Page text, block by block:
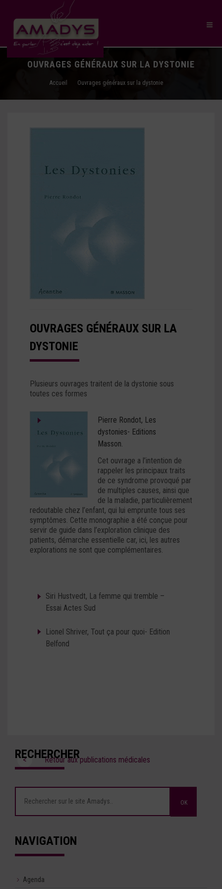
OUVRAGES GÉNÉRAUX SUR LA DYSTONIE
Accueil Ouvrages généraux sur la dystonie
OUVRAGES GÉNÉRAUX SUR LA
DYSTONIE
Plusieurs ouvrages traitent de la dystonie sous
toutes ces formes
Pierre Rondot, Les
dystonies- Editions
Masson.
Cet ouvrage a l’intention de
rappeler les principaux traits
de ce syndrome provoqué par
de multiples causes, ainsi que
de la maladie, particulièrement
redoutable chez l’enfant, qui lui emprunte tous ses
symptômes. Cette monographie a été conçue pour
servir de guide dans l’exploration clinique des
patients, démarche essentielle car, ici, les autres
explorations ne sont que complémentaires.
Siri Hustvedt, La femme qui tremble –
Essai Actes Sud
Lionel Shriver, Tout ça pour quoi- Edition
Belfond
< Retour aux publications médicales
RECHERCHER
NAVIGATION
Agenda